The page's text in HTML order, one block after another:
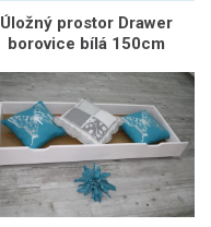
Úložný prostor Drawer
borovice bílá 150cm